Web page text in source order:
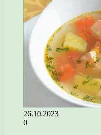
26.10.2023
0